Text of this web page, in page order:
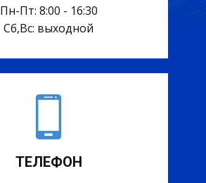
Пн-Пт: 8:00 - 16:30
Сб,Вс: выходной
ТЕЛЕФОН